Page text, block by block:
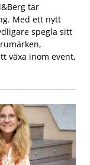
tar
Med ett nytt
spegla sitt
växa inom event,